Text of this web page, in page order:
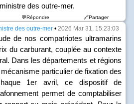
des outre-mer.
💬Répondre 🔗Partager
des outre-mer • 2026 Mar 31, 15:23:03
de nos compatriotes ultramarins
du carburant, couplée au contexte
Dans les départements et régions
particulier de fixation des
1er avril, ce dispositif de
permet de comptabiliser